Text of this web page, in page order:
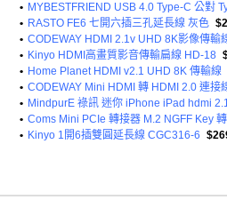
•
• RASTO FE6 七開六插三孔延長線 灰色
• CODEWAY HDMI 2.1v UHD 8K影像傳輸
• Kinyo HDMI高畫質影音傳輸扁線 HD-18
• Home Planet HDMI v2.1 UHD 8K 傳輸線
• CODEWAY Mini HDMI 轉 HDMI 2.0 連接
•
• Coms Mini PCIe 轉接器 M.2 NGFF Key
• Kinyo 1開6插雙圓延長線 CGC316-6